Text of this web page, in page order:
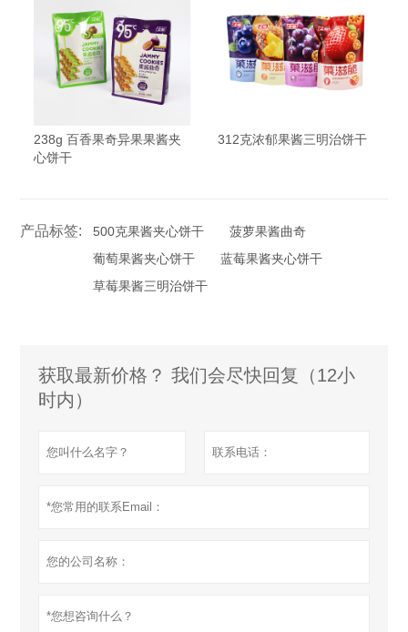
238g 百香果奇异果果酱夹
心饼干
312克浓郁果酱三明治饼干
产品标签: 500克果酱夹心饼干
菠萝果酱曲奇
葡萄果酱夹心饼干
蓝莓果酱夹心饼干
草莓果酱三明治饼干
获取最新价格？ 我们会尽快回复（12小
时内）